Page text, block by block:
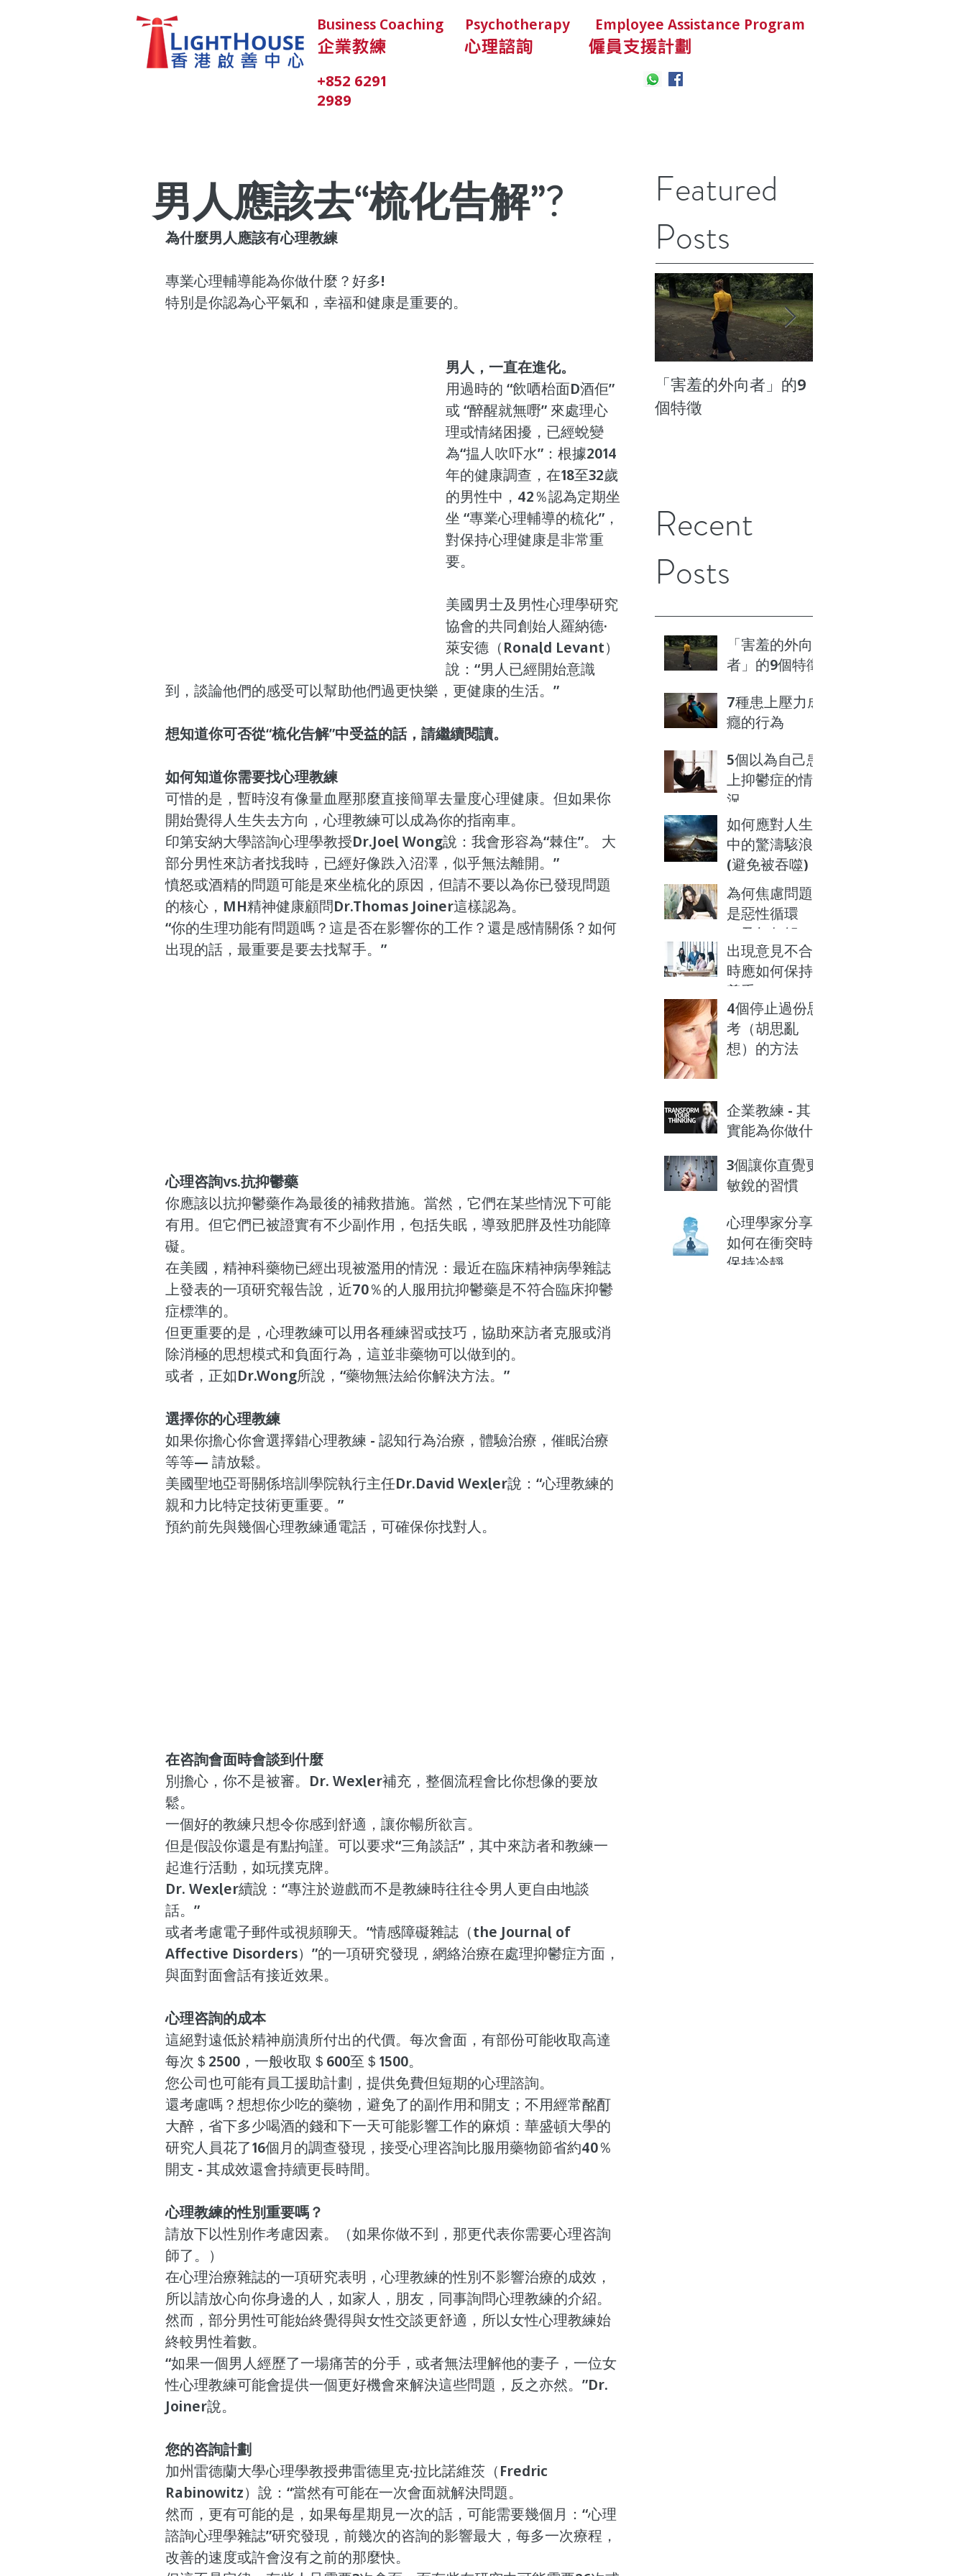
+852 6291
2989
Business Coaching Psychotherapy Employee Assistance Program
企業教練 心理諮詢 僱員支援計劃
男人應該去“梳化告解”?
為什麼男人應該有心理教練
專業心理輔導能為你做什麼？好多!
特別是你認為心平氣和，幸福和健康是重要的。
男人，一直在進化。
用過時的 “飲哂枱面D酒佢”
或 “醉醒就無嘢” 來處理心
理或情緒困擾，已經蛻變
為“揾人吹吓水”：根據2014
年的健康調查，在18至32歲
的男性中，42％認為定期坐
坐 “專業心理輔導的梳化”，
對保持心理健康是非常重
要。
美國男士及男性心理學研究
協會的共同創始人羅納德·
萊安德（Ronald Levant）
說：“男人已經開始意識
到，談論他們的感受可以幫助他們過更快樂，更健康的生活。”
想知道你可否從“梳化告解”中受益的話，請繼續閱讀。
如何知道你需要找心理教練
可惜的是，暫時沒有像量血壓那麼直接簡單去量度心理健康。但如果你
開始覺得人生失去方向，心理教練可以成為你的指南車。
印第安納大學諮詢心理學教授Dr.Joel Wong說：我會形容為“棘住”。 大
部分男性來訪者找我時，已經好像跌入沼澤，似乎無法離開。”
憤怒或酒精的問題可能是來坐梳化的原因，但請不要以為你已發現問題
的核心，MH精神健康顧問Dr.Thomas Joiner這樣認為。
“你的生理功能有問題嗎？這是否在影響你的工作？還是感情關係？如何
出現的話，最重要是要去找幫手。”
心理咨詢vs.抗抑鬱藥
你應該以抗抑鬱藥作為最後的補救措施。當然，它們在某些情況下可能
有用。但它們已被證實有不少副作用，包括失眠，導致肥胖及性功能障
礙。
在美國，精神科藥物已經出現被濫用的情況：最近在臨床精神病學雜誌
上發表的一項研究報告說，近70％的人服用抗抑鬱藥是不符合臨床抑鬱
症標準的。
但更重要的是，心理教練可以用各種練習或技巧，協助來訪者克服或消
除消極的思想模式和負面行為，這並非藥物可以做到的。
或者，正如Dr.Wong所說，“藥物無法給你解決方法。”
選擇你的心理教練
如果你擔心你會選擇錯心理教練 - 認知行為治療，體驗治療，催眠治療
等等— 請放鬆。
美國聖地亞哥關係培訓學院執行主任Dr.David Wexler說：“心理教練的
親和力比特定技術更重要。”
預約前先與幾個心理教練通電話，可確保你找對人。
在咨詢會面時會談到什麼
別擔心，你不是被審。Dr. Wexler補充，整個流程會比你想像的要放
鬆。
一個好的教練只想令你感到舒適，讓你暢所欲言。
但是假設你還是有點拘謹。可以要求“三角談話”，其中來訪者和教練一
起進行活動，如玩撲克牌。
Dr. Wexler續說：“專注於遊戲而不是教練時往往令男人更自由地談
話。”
或者考慮電子郵件或視頻聊天。“情感障礙雜誌（the Journal of
Affective Disorders）”的一項研究發現，網絡治療在處理抑鬱症方面，
與面對面會話有接近效果。
心理咨詢的成本
這絕對遠低於精神崩潰所付出的代價。每次會面，有部份可能收取高達
每次＄2500，一般收取＄600至＄1500。
您公司也可能有員工援助計劃，提供免費但短期的心理諮詢。
還考慮嗎？想想你少吃的藥物，避免了的副作用和開支；不用經常酩酊
大醉，省下多少喝酒的錢和下一天可能影響工作的麻煩：華盛頓大學的
研究人員花了16個月的調查發現，接受心理咨詢比服用藥物節省約40％
開支 - 其成效還會持續更長時間。
心理教練的性別重要嗎？
請放下以性別作考慮因素。（如果你做不到，那更代表你需要心理咨詢
師了。）
在心理治療雜誌的一項研究表明，心理教練的性別不影響治療的成效，
所以請放心向你身邊的人，如家人，朋友，同事詢問心理教練的介紹。
然而，部分男性可能始終覺得與女性交談更舒適，所以女性心理教練始
終較男性着數。
“如果一個男人經歷了一場痛苦的分手，或者無法理解他的妻子，一位女
性心理教練可能會提供一個更好機會來解決這些問題，反之亦然。”Dr.
Joiner說。
您的咨詢計劃
加州雷德蘭大學心理學教授弗雷德里克·拉比諾維茨（Fredric
Rabinowitz）說：“當然有可能在一次會面就解決問題。
然而，更有可能的是，如果每星期見一次的話，可能需要幾個月：“心理
諮詢心理學雜誌”研究發現，前幾次的咨詢的影響最大，每多一次療程，
改善的速度或許會沒有之前的那麼快。
Featured
Posts
「害羞的外向者」的9
個特徵
Recent
Posts
「害羞的外向
者」的9個特徵
7種患上壓力成
癮的行為
5個以為自己患
上抑鬱症的情
況
如何應對人生
中的驚濤駭浪
(避免被吞噬)
為何焦慮問題
是惡性循環
（及如何解
決）
出現意見不合
時應如何保持
尊重
4個停止過份思
考（胡思亂
想）的方法
企業教練 - 其
實能為你做什
3個讓你直覺更
敏銳的習慣
心理學家分享
如何在衝突時
保持冷靜